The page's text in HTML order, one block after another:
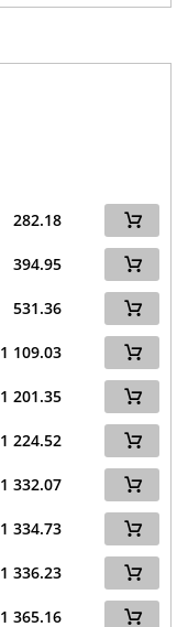
282.18
394.95
531.36
1 109.03
1 201.35
1 224.52
1 332.07
1 334.73
1 336.23
1 365.16